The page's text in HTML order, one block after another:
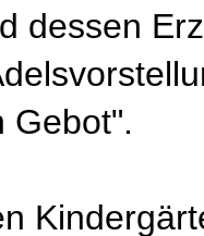
dessen
Gebot".